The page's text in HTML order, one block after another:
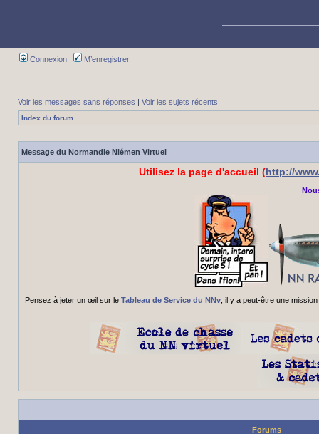
Connexion M’enregistrer
Voir les messages sans réponses | Voir les sujets récents
Index du forum
Message du Normandie Niémen Virtuel
Utilisez la page d'accueil (http://
Pensez à jeter un œil sur le Tableau de Service du NNv, il y a peut-être une
Forums